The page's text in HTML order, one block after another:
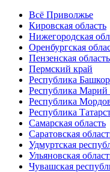
Всё Приволжье
Кировская область
Нижегородская
Оренбургская
Пензенская область
Пермский край
Республика
Республика
Республика
Республика
Самарская область
Саратовская
Удмуртская
Ульяновская
Чувашская